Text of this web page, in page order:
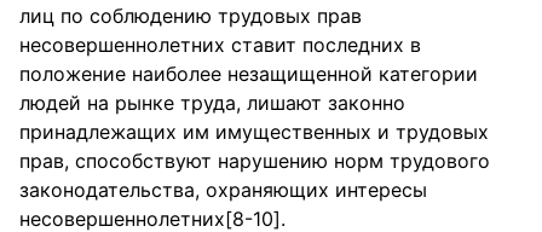
лиц по соблюдению трудовых прав
несовершеннолетних ставит последних в
положение наиболее незащищенной категории
людей на рынке труда, лишают законно
принадлежащих им имущественных и трудовых
прав, способствуют нарушению норм трудового
законодательства, охраняющих интересы
несовершеннолетних[8-10].